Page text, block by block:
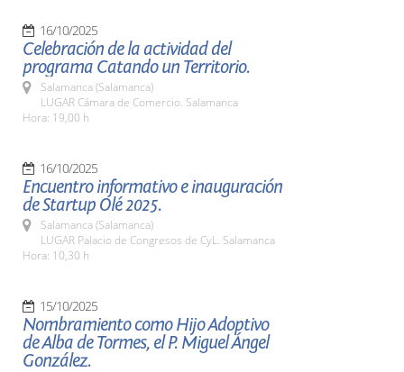
16/10/2025
Celebración de la actividad del
programa Catando un Territorio.
Salamanca (Salamanca)
LUGAR Cámara de Comercio. Salamanca
Hora: 19,00 h
16/10/2025
Encuentro informativo e inauguración
de Startup Olé 2025.
Salamanca (Salamanca)
LUGAR Palacio de Congresos de CyL. Salamanca
Hora: 10,30 h
15/10/2025
Nombramiento como Hijo Adoptivo
de Alba de Tormes, el P. Miguel Ángel
González.